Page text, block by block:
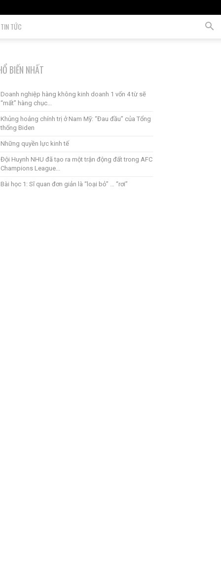
TIN TỨC
BIẾN NHẤT
Doanh nghiệp hàng không kinh doanh 1 vốn 4 từ sẽ
“mất” hàng chục...
Khủng hoảng chính trị ở Nam Mỹ: “Đau đầu” của Tổng
thống Biden
Những quyền lực kinh tế
Đội Huynh NHU đã tạo ra một trận động đất trong AFC
Champions League...
Bài học 1: Sĩ quan đơn giản là “loại bỏ” … “rơi”